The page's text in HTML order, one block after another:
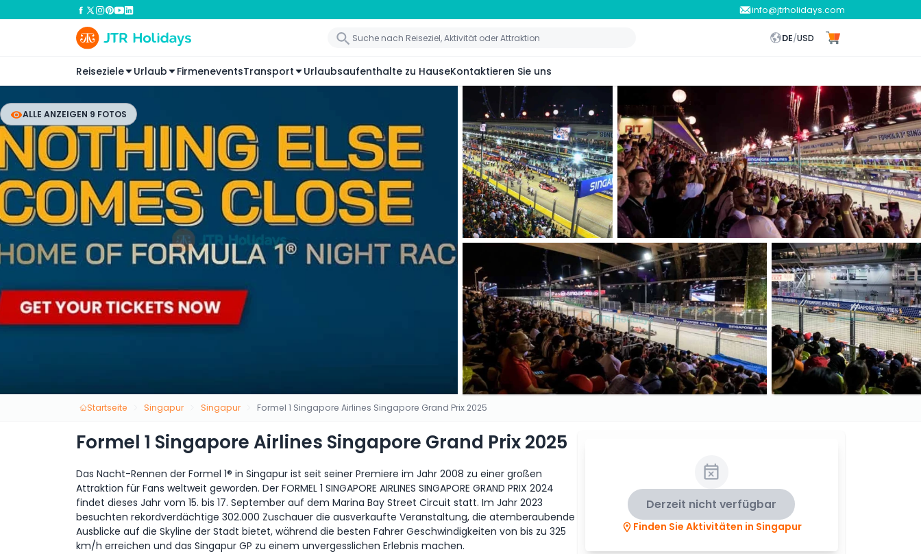
info@jtrholidays.com
DE/USD
Reiseziele Urlaub FirmeneventsTransport Urlaubsaufenthalte zu HauseKontaktieren Sie uns
ALLE ANZEIGEN 9 FOTOS
Startseite Singapur Singapur Formel 1 Singapore Airlines Singapore Grand Prix 2025
Formel 1 Singapore Airlines Singapore Grand Prix 2025
Das Nacht-Rennen der Formel 1® in Singapur ist seit seiner Premiere im Jahr 2008 zu einer großen
Attraktion für Fans weltweit geworden. Der FORMEL 1 SINGAPORE AIRLINES SINGAPORE GRAND PRIX 2024
findet dieses Jahr vom 15. bis 17. September auf dem Marina Bay Street Circuit statt. Im Jahr 2023
besuchten rekordverdächtige 302.000 Zuschauer die ausverkaufte Veranstaltung, die atemberaubende
Ausblicke auf die Skyline der Stadt bietet, während die besten Fahrer Geschwindigkeiten von bis zu 325
km/h erreichen und das Singapur GP zu einem unvergesslichen Erlebnis machen.
Derzeit nicht verfügbar
Finden Sie Aktivitäten in Singapur